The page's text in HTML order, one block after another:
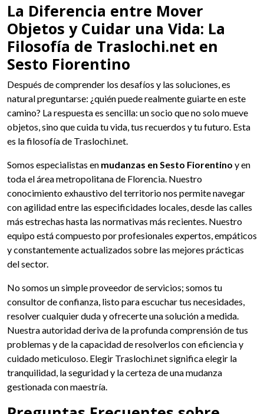
La Diferencia entre Mover
Objetos y Cuidar una Vida: La
Filosofía de Traslochi.net en
Sesto Fiorentino
Después de comprender los desafíos y las soluciones, es
natural preguntarse: ¿quién puede realmente guiarte en este
camino? La respuesta es sencilla: un socio que no solo mueve
objetos, sino que cuida tu vida, tus recuerdos y tu futuro. Esta
es la filosofía de Traslochi.net.
Somos especialistas en mudanzas en Sesto Fiorentino y en
toda el área metropolitana de Florencia. Nuestro
conocimiento exhaustivo del territorio nos permite navegar
con agilidad entre las especificidades locales, desde las calles
más estrechas hasta las normativas más recientes. Nuestro
equipo está compuesto por profesionales expertos, empáticos
y constantemente actualizados sobre las mejores prácticas
del sector.
No somos un simple proveedor de servicios; somos tu
consultor de confianza, listo para escuchar tus necesidades,
resolver cualquier duda y ofrecerte una solución a medida.
Nuestra autoridad deriva de la profunda comprensión de tus
problemas y de la capacidad de resolverlos con eficiencia y
cuidado meticuloso. Elegir Traslochi.net significa elegir la
tranquilidad, la seguridad y la certeza de una mudanza
gestionada con maestría.